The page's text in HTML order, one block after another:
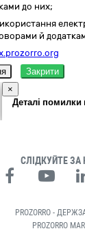
до них;
й
Закрити
×
Деталі помилки
СЛІДКУЙТЕ ЗА
PROZORRO -
PROZORRO